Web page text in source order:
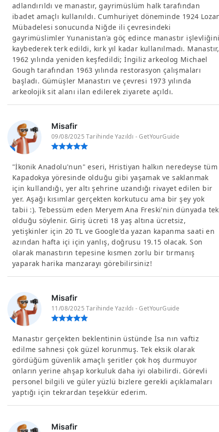
adlandırıldı ve manastır, gayrimüslüm halk tarafından
ibadet amaçlı kullanıldı. Cumhuriyet döneminde 1924
Mübadelesi sonucunda Niğde ili çevresindeki
gayrimüslimler Yunanistan'a göç edince manastır
kaybederek terk edildi, kırk yıl kadar kullanılmadı. Manastır,
1962 yılında yeniden keşfedildi; İngiliz arkeolog Michael
Gough tarafından 1963 yılında restorasyon çalışmaları
başladı. Gümüşler Manastırı ve çevresi 1973 yılında
arkeolojik sit alanı ilan edilerek ziyarete açıldı.
Misafir
09/08/2025 Tarihinde Yazıldı - GetYourGuide
"İkonik Anadolu'nun" eseri, Hristiyan halkın neredeyse tüm
Kapadokya yöresinde olduğu gibi yaşamak ve saklanmak
için kullandığı, yer altı şehrine uzandığı rivayet edilen bir
yer. Aşağı kısımlar gerçekten korkutucu ama bir şey yok
tabii :). Tebessüm eden Meryem Ana Freski'nin dünyada tek
olduğu söylenir. Giriş ücreti 18 yaş altına ücretsiz,
yetişkinler için 20 TL ve Google'da yazan kapanma saati en
azından hafta içi için yanlış, doğrusu 19.15 olacak. Son
olarak manastırın tepesine kısmen zorlu bir tırmanış
yaparak harika manzarayı görebilirsiniz!
Misafir
11/08/2025 Tarihinde Yazıldı - GetYourGuide
Manastır gerçekten beklentinin üstünde İsa nın vaftiz
edilme sahnesi çok güzel korunmuş. Tek eksik olarak
gördüğüm güvenlik amaçlı şeritler çok hoş durmuyor
onların yerine ahşap korkuluk daha iyi olabilirdi. Görevli
personel bilgili ve güler yüzlü bizlere gerekli açıklamaları
yaptığı için tekrardan teşekkür ederim.
Misafir